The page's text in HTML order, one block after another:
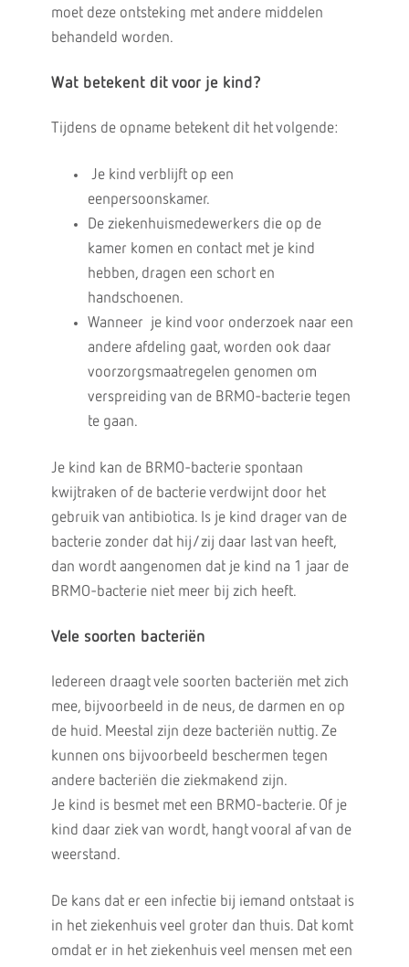
moet deze ontsteking met andere middelen
behandeld worden.
Wat betekent dit voor je kind?
Tijdens de opname betekent dit het volgende:
Je kind verblijft op een
eenpersoonskamer.
De ziekenhuismedewerkers die op de
kamer komen en contact met je kind
hebben, dragen een schort en
handschoenen.
Wanneer je kind voor onderzoek naar een
andere afdeling gaat, worden ook daar
voorzorgsmaatregelen genomen om
verspreiding van de BRMO-bacterie tegen
te gaan.
Je kind kan de BRMO-bacterie spontaan
kwijtraken of de bacterie verdwijnt door het
gebruik van antibiotica. Is je kind drager van de
bacterie zonder dat hij/zij daar last van heeft,
dan wordt aangenomen dat je kind na 1 jaar de
BRMO-bacterie niet meer bij zich heeft.
Vele soorten bacteriën
Iedereen draagt vele soorten bacteriën met zich
mee, bijvoorbeeld in de neus, de darmen en op
de huid. Meestal zijn deze bacteriën nuttig. Ze
kunnen ons bijvoorbeeld beschermen tegen
andere bacteriën die ziekmakend zijn.
Je kind is besmet met een BRMO-bacterie. Of je
kind daar ziek van wordt, hangt vooral af van de
weerstand.
De kans dat er een infectie bij iemand ontstaat is
in het ziekenhuis veel groter dan thuis. Dat komt
omdat er in het ziekenhuis veel mensen met een